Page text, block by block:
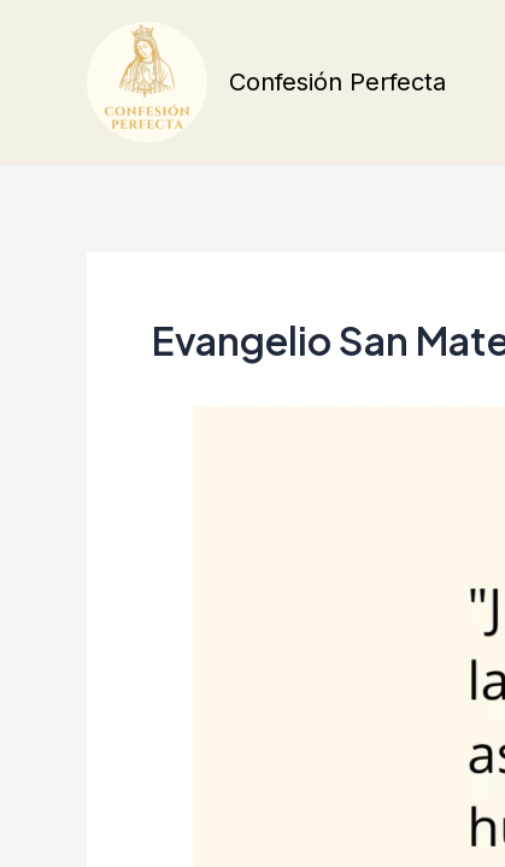
Confesión Perfecta
Evangelio San